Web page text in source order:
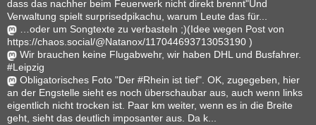
dass das nachher beim Feuerwerk nicht direkt brennt"Und
Verwaltung spielt surprisedpikachu, warum Leute das für...
…oder um Songtexte zu verbasteln ;)(Idee wegen Post von
https://chaos.social/@Natanox/117044693713053190 )
Wir brauchen keine Flugabwehr, wir haben DHL und Busfahrer.
#Leipzig
Obligatorisches Foto "Der #Rhein ist tief". OK, zugegeben, hier
an der Engstelle sieht es noch überschaubar aus, auch wenn links
eigentlich nicht trocken ist. Paar km weiter, wenn es in die Breite
geht, sieht das deutlich imposanter aus. Da k...